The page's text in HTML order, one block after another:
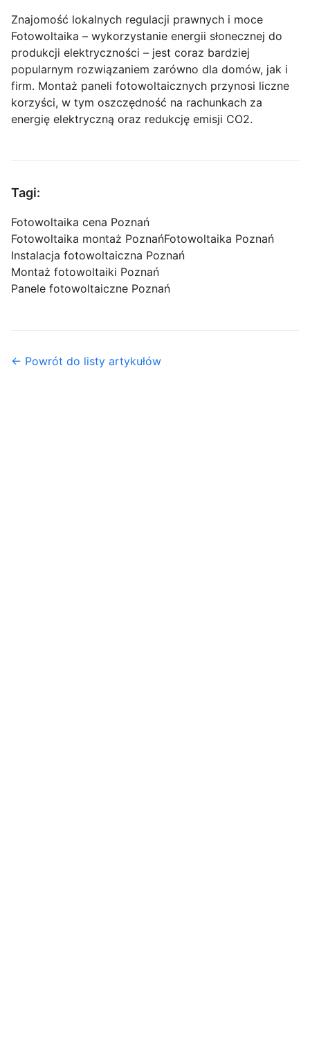
Znajomość lokalnych regulacji prawnych i moce
Fotowoltaika – wykorzystanie energii słonecznej do
produkcji elektryczności – jest coraz bardziej
popularnym rozwiązaniem zarówno dla domów, jak i
firm. Montaż paneli fotowoltaicznych przynosi liczne
korzyści, w tym oszczędność na rachunkach za
energię elektryczną oraz redukcję emisji CO2.
Tagi:
Fotowoltaika cena Poznań
Fotowoltaika montaż PoznańFotowoltaika Poznań
Instalacja fotowoltaiczna Poznań
Montaż fotowoltaiki Poznań
Panele fotowoltaiczne Poznań
← Powrót do listy artykułów